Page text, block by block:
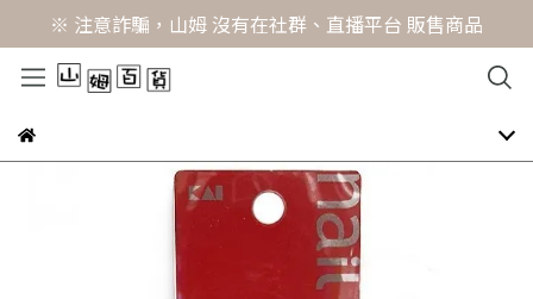
※ 注意詐騙，山姆 沒有在社群、直播平台 販售商品